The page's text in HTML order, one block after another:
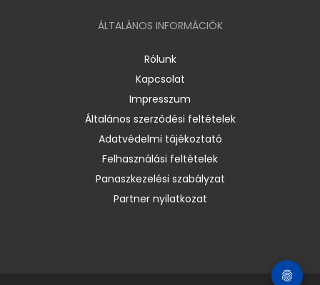
ÁLTALÁNOS INFORMÁCIÓK
Rólunk
Kapcsolat
Impresszum
Általános szerződési feltételek
Adatvédelmi tájékoztató
Felhasználási feltételek
Panaszkezelési szabályzat
Partner nyilatkozat